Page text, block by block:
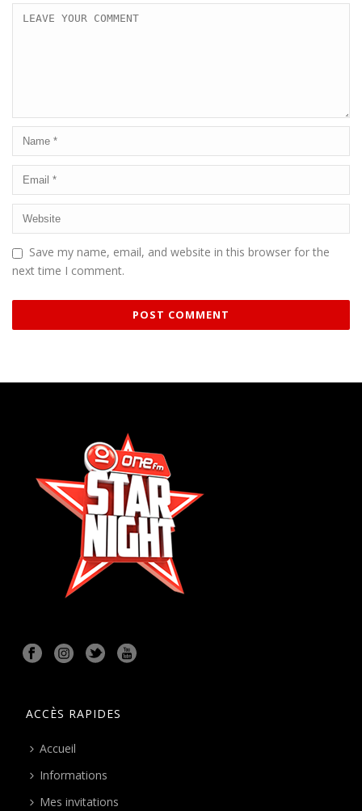
Save my name, email, and website in this browser for the
next time I comment.
ACCÈS RAPIDES
Accueil
Informations
Mes invitations